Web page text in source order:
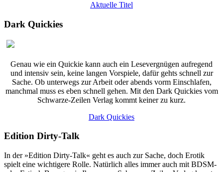
Aktuelle Titel
Dark Quickies
Genau wie ein Quickie kann auch ein Lesevergnügen aufregend
und intensiv sein, keine langen Vorspiele, dafür gehts schnell zur
Sache. Ob unterwegs zur Arbeit oder abends vorm Einschlafen,
manchmal muss es eben schnell gehen. Mit den Dark Quickies vom
Schwarze-Zeilen Verlag kommt keiner zu kurz.
Dark Quickies
Edition Dirty-Talk
In der »Edition Dirty-Talk« geht es auch zur Sache, doch Erotik
spielt eine wichtigere Rolle. Natürlich alles immer auch mit BDSM-